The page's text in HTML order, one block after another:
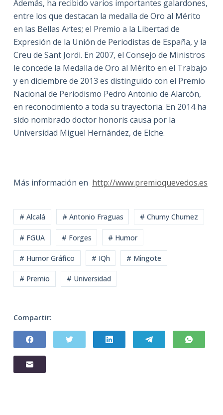
Además, ha recibido varios importantes galardones,
entre los que destacan la medalla de Oro al Mérito
en las Bellas Artes; el Premio a la Libertad de
Expresión de la Unión de Periodistas de España, y la
Creu de Sant Jordi. En 2007, el Consejo de Ministros
le concede la Medalla de Oro al Mérito en el Trabajo
y en diciembre de 2013 es distinguido con el Premio
Nacional de Periodismo Pedro Antonio de Alarcón,
en reconocimiento a toda su trayectoria. En 2014 ha
sido nombrado doctor honoris causa por la
Universidad Miguel Hernández, de Elche.
Más información en http://www.premioquevedos.es
# Alcalá # Antonio Fraguas # Chumy Chumez
# FGUA # Forges # Humor
# Humor Gráfico # IQh # Mingote
# Premio # Universidad
Compartir: